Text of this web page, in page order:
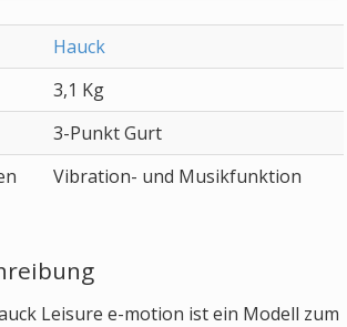
Hauck
3,1 Kg
3-Punkt Gurt
Vibration- und Musikfunktion
Leisure e-motion ist ein Modell zum